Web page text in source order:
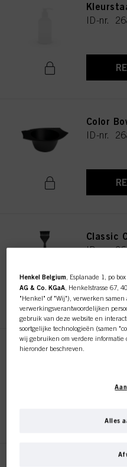
ID-nr.
Color
ID-nr.
Classic
ID-nr.
Henkel Belgium , Esplanade 1, po
AG & Co. KGaA , Henkelstrasse 67,
"Henkel" of "Wij"), verwerken
verwerkingsverantwoordelijken
gebruik van deze website en
soortgelijke technologieën (samen
wij gebruiken om verdere informatie
hieronder beschreven.
aangegeven in onze
te
website en uw commerciële
waarvoor u werkt) analyseren en op
Alles